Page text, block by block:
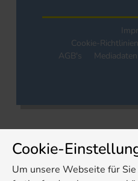
Cookie-Richtlinien
AGB's
Mediadaten
Cookie-
Um unsere Webseite für